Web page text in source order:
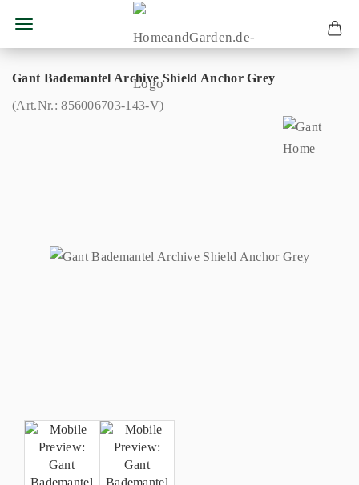
Gant Bademantel Archive Shield Anchor Grey
(Art.Nr.:856006703-143-V)